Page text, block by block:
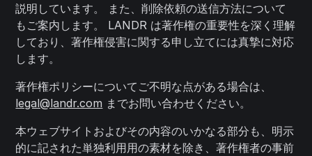
説明しています。 また、削除依頼の送信方法について
もご案内します。 LANDR は著作権の重要性を深く理解
しており、著作権侵害に関する申し立てには真摯に対応
します。
著作権ポリシーについてご不明な点がある場合は、
legal@landr.com までお問い合わせください。
本ウェブサイトおよびその内容のいかなる部分も、明示
的に記された単独利用用の素材を除き、著作権者の事前